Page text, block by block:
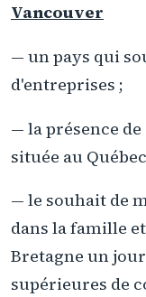
Vancouver
— un pays qui
d'entreprises ;
— la présence
située au
— le souhait de
dans la famille
Bretagne un
supérieures de